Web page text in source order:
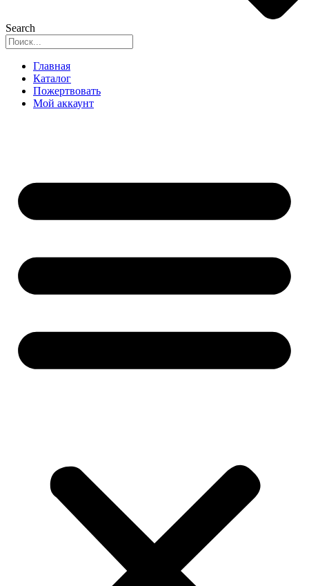
Search
Главная
Каталог
Пожертвовать
Мой аккаунт